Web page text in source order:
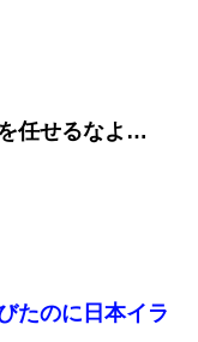
任せるなよ…
たのに日本イラ